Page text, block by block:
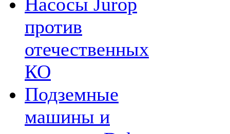
против
отечественных
КО
Подземные
машины и